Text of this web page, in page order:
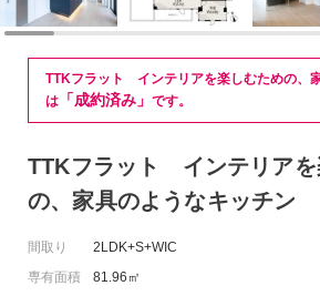
TTKフラット インテリアを楽しむための、
は 「成約済み」 です。
TTKフラット インテリアを
の、家具のようなキッチン
間取り
2LDK+S+WIC
専有面積
81.96㎡